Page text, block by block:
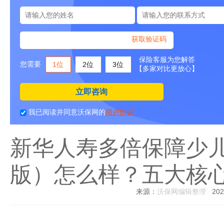
获取验证码
您需要 1位 2位 3位
保险客服为您解答
【多家对比更放心】
立即咨询
我已阅读并同意沃保网的用户协议
新华人寿多倍保障少
版）怎么样？五大核
来源： 沃保网编辑整理